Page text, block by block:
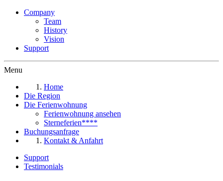
Company
Team
History
Vision
Support
Menu
Home
Die Region
Die Ferienwohnung
Ferienwohnung ansehen
Sterneferien****
Buchungsanfrage
Kontakt & Anfahrt
Support
Testimonials